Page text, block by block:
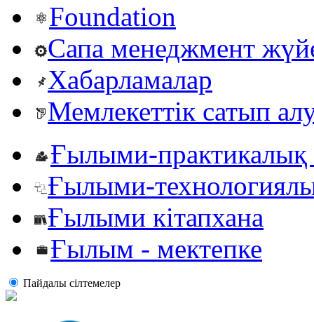
Foundation
Сапа менеджмент
Хабарламалар
Мемлекеттік сатып
Ғылыми-практикалық
Ғылыми-
Ғылыми кітапхана
Ғылым - мектепке
Пайдалы сiлтемелер